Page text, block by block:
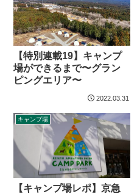
【特別連載19】キャンプ
場ができるまで〜グラン
ピングエリア〜
2022.03.31
キャンプ場
【キャンプ場レポ】京急